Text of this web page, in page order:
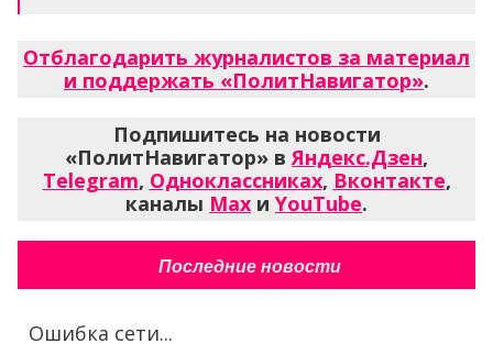
Отблагодарить журналистов за материал
и поддержать «ПолитНавигатор».
Подпишитесь на новости
«ПолитНавигатор» вЯндекс.Дзен,
Telegram, Одноклассниках, Вконтакте,
каналы Max и YouTube.
Последние новости
Ошибка сети...